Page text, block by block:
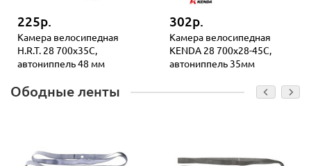
225р.
Камера велосипедная
H.R.T. 28 700х35C,
автониппель 48 мм
302р.
Камера велосипедная
KENDA 28 700х28-45С,
автониппель 35мм
Ободные ленты